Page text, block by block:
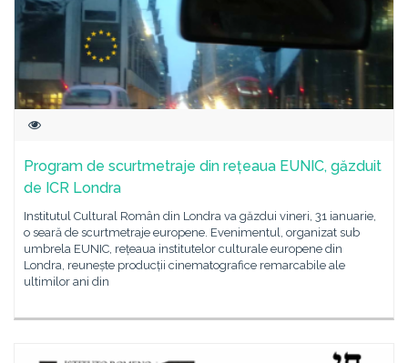
Program de scurtmetraje din rețeaua EUNIC, găzduit
de ICR Londra
Institutul Cultural Român din Londra va găzdui vineri, 31 ianuarie,
o seară de scurtmetraje europene. Evenimentul, organizat sub
umbrela EUNIC, rețeaua institutelor culturale europene din
Londra, reunește producții cinematografice remarcabile ale
ultimilor ani din